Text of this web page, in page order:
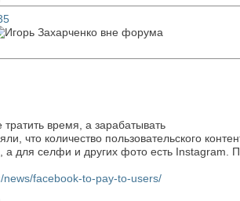
тратить время, а зарабатывать
что количество пользовательского
а для селфи и других фото есть Instagram.
news/facebook-to-pay-to-users/